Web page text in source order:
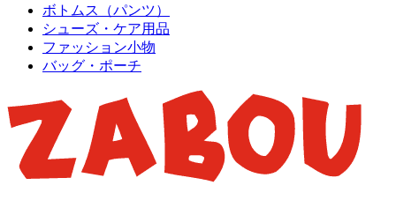
ボトムス（パンツ）
シューズ・ケア用品
ファッション小物
バッグ・ポーチ